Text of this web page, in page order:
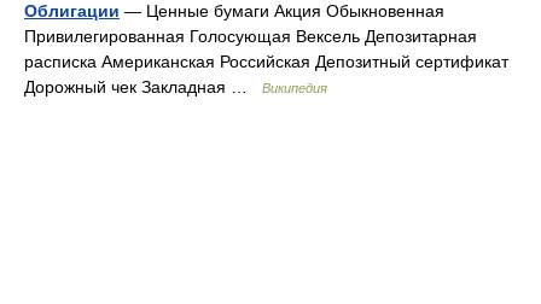
Облигации — Ценные бумаги Акция Обыкновенная
Привилегированная Голосующая Вексель Депозитарная
расписка Американская Российская Депозитный сертификат
Дорожный чек Закладная …
Википедия